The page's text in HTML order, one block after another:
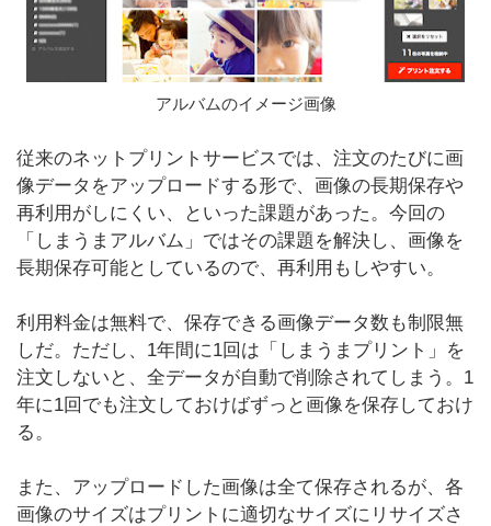
アルバムのイメージ画像
従来のネットプリントサービスでは、注文のたびに画
像データをアップロードする形で、画像の長期保存や
再利用がしにくい、といった課題があった。今回の
「しまうまアルバム」ではその課題を解決し、画像を
長期保存可能としているので、再利用もしやすい。
利用料金は無料で、保存できる画像データ数も制限無
しだ。ただし、1年間に1回は「しまうまプリント」を
注文しないと、全データが自動で削除されてしまう。1
年に1回でも注文しておけばずっと画像を保存しておけ
る。
また、アップロードした画像は全て保存されるが、各
画像のサイズはプリントに適切なサイズにリサイズさ